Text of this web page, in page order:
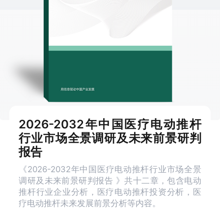
2026-2032年中国医疗电动推杆
行业市场全景调研及未来前景研判
报告
《2026-2032年中国医疗电动推杆行业市场全景
调研及未来前景研判报告 》共十二章，包含电动
推杆行业企业分析，医疗电动推杆投资分析，医
疗电动推杆未来发展前景分析等内容。